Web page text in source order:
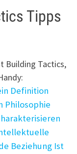
Tipps
Building Tactics,
Definition
Philosophie
Beziehung Ist